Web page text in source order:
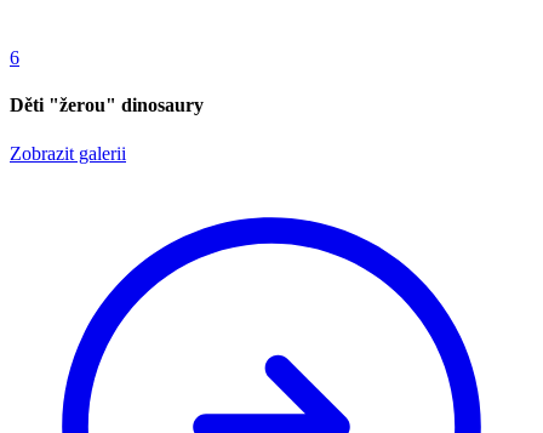
6
Děti "žerou" dinosaury
Zobrazit galerii